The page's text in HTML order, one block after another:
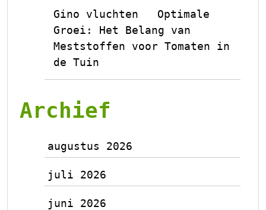
Gino vluchten
Optimale
Groei: Het Belang van
Meststoffen voor Tomaten in
de Tuin
Archief
augustus 2026
juli 2026
juni 2026